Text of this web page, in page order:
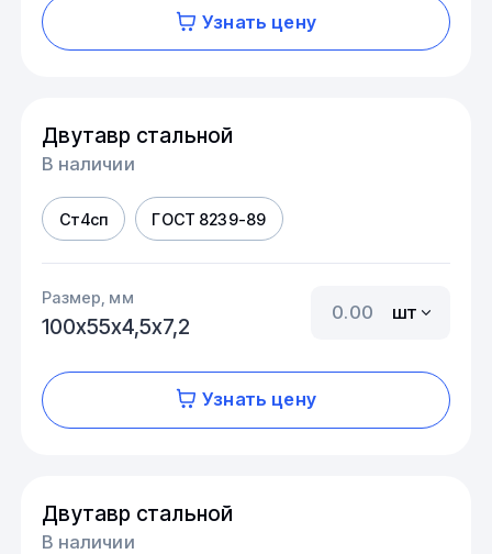
Узнать цену
Двутавр стальной
В наличии
Ст4сп ГОСТ 8239-89
Размер, мм
100х55х4,5х7,2
шт
Узнать цену
Двутавр стальной
В наличии